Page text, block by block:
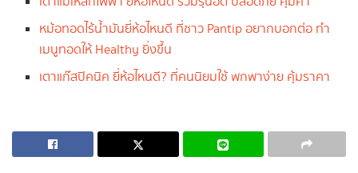
หม้อทอดไร้น้ำมันยี่ห้อไหนดี ที่ชาว Pantip อยากบอกต่อ ทำ
เมนูทอดให้ Healthy ยิ่งขึ้น
เตาแก๊สปิคนิค ยี่ห้อไหนดี? ที่คนนิยมใช้ พกพาง่าย คุ้มราคา